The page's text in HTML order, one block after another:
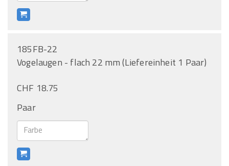
185FB-22
Vogelaugen - flach 22 mm (Liefereinheit 1 Paar)
CHF 18.75
Paar